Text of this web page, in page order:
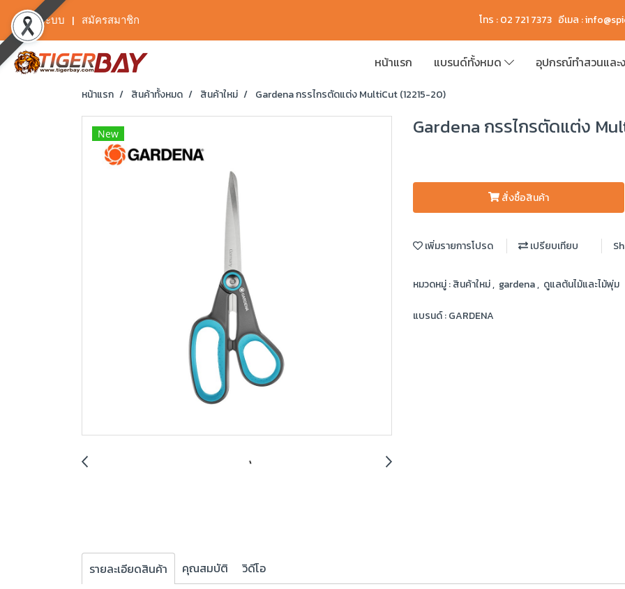
เข้าสู่ระบบ สมัครสมาชิก โทร : 02 721 7373 อีเมล :
หน้าแรก แบรนด์ทั้งหมด อุปกรณ์ทำสวนและ
หน้าแรก สินค้าทั้งหมด สินค้าใหม่ Gardena กรรไกรตัดแต่ง MultiCut (12215-20)
New Gardena กรรไกรตัดแต่ง
สั่งซื้อสินค้า
เพิ่มรายการโปรด เปรียบเทียบ
หมวดหมู่ :สินค้าใหม่, gardena, ดูแลต้นไม้และไม้พุ่ม
แบรนด์ :GARDENA
รายละเอียดสินค้า คุณสมบัติ วิดีโอ